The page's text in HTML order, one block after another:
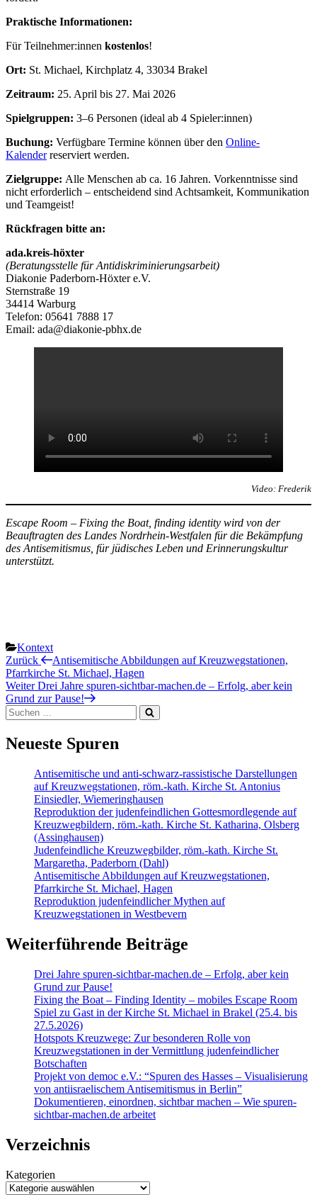
Praktische Informationen:
Für Teilnehmer:innen kostenlos!
Ort: St. Michael, Kirchplatz 4, 33034 Brakel
Zeitraum: 25. April bis 27. Mai 2026
Spielgruppen: 3–6 Personen (ideal ab 4 Spieler:innen)
Buchung: Verfügbare Termine können über den Online-
Kalenderreserviert werden.
Zielgruppe: Alle Menschen ab ca. 16 Jahren. Vorkenntnisse sind
nicht erforderlich – entscheidend sind Achtsamkeit, Kommunikation
und Teamgeist!
Rückfragen bitte an:
ada.kreis-höxter
(Beratungsstelle für Antidiskriminierungsarbeit)
Diakonie Paderborn-Höxter e.V.
Sternstraße 19
34414 Warburg
Telefon: 05641 7888 17
Email: ada@diakonie-pbhx.de
Video: Frederik
Escape Room – Fixing the Boat, finding identity wird von der
Beauftragten des Landes Nordrhein-Westfalen für die Bekämpfung
des Antisemitismus, für jüdisches Leben und Erinnerungskultur
unterstützt.
Kategorien
Kontext
Beitragsnavigation
Vorheriger
Beitrag
Zurück
Antisemitische Abbildungen auf Kreuzwegstationen,
Pfarrkirche St. Michael, Hagen
Nächster
Beitrag
Weiter Drei Jahre spuren-sichtbar-machen.de – Erfolg, aber kein
Grund zur Pause!
Suchen
nach:
Neueste Spuren
Antisemitische und anti-schwarz-rassistische Darstellungen
auf Kreuzwegstationen, röm.-kath. Kirche St. Antonius
Einsiedler, Wiemeringhausen
Reproduktion der judenfeindlichen Gottesmordlegende auf
Kreuzwegbildern, röm.-kath. Kirche St. Katharina, Olsberg
(Assinghausen)
Judenfeindliche Kreuzwegbilder, röm.-kath. Kirche St.
Margaretha, Paderborn (Dahl)
Antisemitische Abbildungen auf Kreuzwegstationen,
Pfarrkirche St. Michael, Hagen
Reproduktion judenfeindlicher Mythen auf
Kreuzwegstationen in Westbevern
Weiterführende Beiträge
Drei Jahre spuren-sichtbar-machen.de – Erfolg, aber kein
Grund zur Pause!
Fixing the Boat – Finding Identity – mobiles Escape Room
Spiel zu Gast in der Kirche St. Michael in Brakel (25.4. bis
27.5.2026)
Hotspots Kreuzwege: Zur besonderen Rolle von
Kreuzwegstationen in der Vermittlung judenfeindlicher
Botschaften
Projekt von democ e.V.: “Spuren des Hasses – Visualisierung
von antiisraelischem Antisemitismus in Berlin”
Dokumentieren, einordnen, sichtbar machen – Wie spuren-
sichtbar-machen.de arbeitet
Verzeichnis
Kategorien